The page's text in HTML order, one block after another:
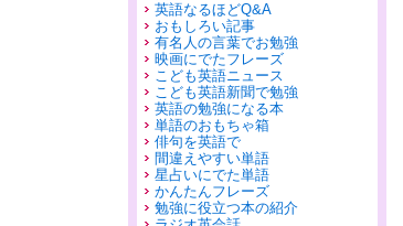
英語なるほどQ&A
おもしろい記事
有名人の言葉でお勉強
映画にでたフレーズ
こども英語ニュース
こども英語新聞で勉強
英語の勉強になる本
単語のおもちゃ箱
俳句を英語で
間違えやすい単語
星占いにでた単語
かんたんフレーズ
勉強に役立つ本の紹介